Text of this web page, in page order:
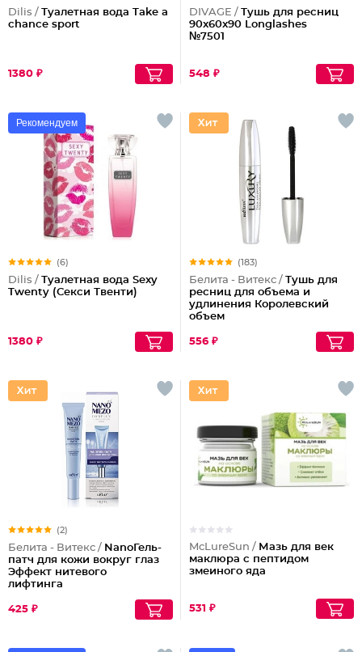
Dilis / Туалетная вода Take a
chance sport
1380 ₽
DIVAGE / Тушь для ресниц
90x60x90 Longlashes
№7501
548 ₽
Рекомендуем
(6)
Dilis / Туалетная вода Sexy
Twenty (Секси Твенти)
1380 ₽
(183)
Белита - Витекс / Тушь для
ресниц для объема и
удлинения Королевский
объем
556 ₽
(2)
Белита - Витекс / NanoГель-
патч для кожи вокруг глаз
Эффект нитевого
лифтинга
425 ₽
McLureSun / Мазь для век
маклюра с пептидом
змеиного яда
531 ₽